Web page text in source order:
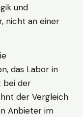
und
nicht an einer
das Labor in
bei der
der Vergleich
Anbieter im